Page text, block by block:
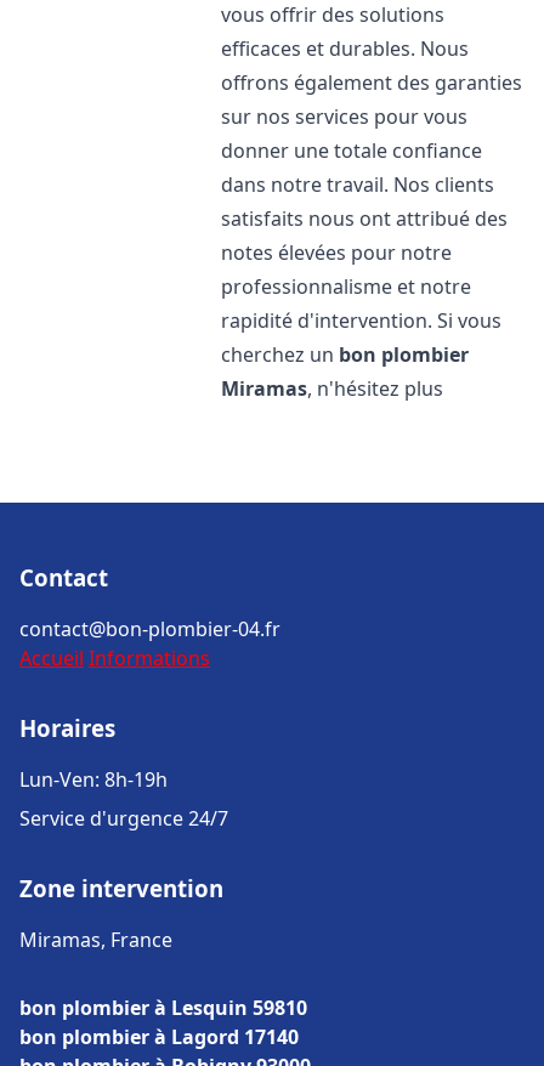
vous offrir des solutions
efficaces et durables. Nous
offrons également des garanties
sur nos services pour vous
donner une totale confiance
dans notre travail. Nos clients
satisfaits nous ont attribué des
notes élevées pour notre
professionnalisme et notre
rapidité d'intervention. Si vous
cherchez un bon plombier
Miramas, n'hésitez plus
Contact
contact@bon-plombier-04.fr
Accueil Informations
Horaires
Lun-Ven: 8h-19h
Service d'urgence 24/7
Zone intervention
Miramas, France
bon plombier à Lesquin 59810
bon plombier à Lagord 17140